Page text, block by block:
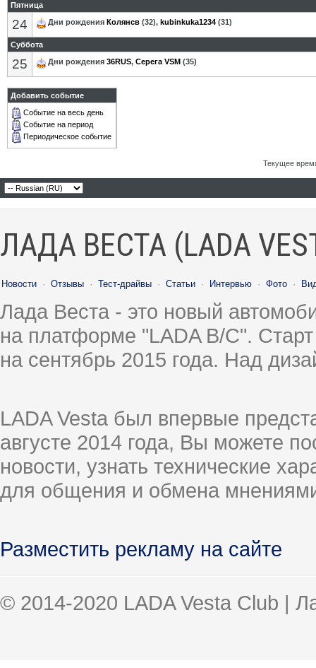
Пятница
24 Дни рождения Колянсв (32), kubinkuka1234 (31)
Суббота
25 Дни рождения 36RUS, Серега VSM (35)
Добавить событие
Событие на весь день
Событие на период
Периодическое событие
Текущее
ЛАДА ВЕСТА (LADA
Новости · Отзывы · Тест-драйвы · Статьи · Интервью · Фото ·
Лада Веста - это новый
на платформе "LADA B/C".
на сентябрь 2015 года. Над
LADA Vesta был впервые
августе 2014 года, Вы можете
новости, узнать технические
для общения и обмена
Разместить рекламу на сайте
© 2014-2020 LADA Vesta Club |